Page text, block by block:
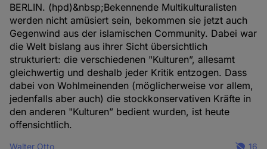
BERLIN. (hpd)&nbsp;Bekennende Multikulturalisten
werden nicht amüsiert sein, bekommen sie jetzt auch
Gegenwind aus der islamischen Community. Dabei war
die Welt bislang aus ihrer Sicht übersichtlich
strukturiert: die verschiedenen "Kulturen”, allesamt
gleichwertig und deshalb jeder Kritik entzogen. Dass
dabei von Wohlmeinenden (möglicherweise vor allem,
jedenfalls aber auch) die stockkonservativen Kräfte in
den anderen "Kulturen” bedient wurden, ist heute
offensichtlich.
Walter Otto 16